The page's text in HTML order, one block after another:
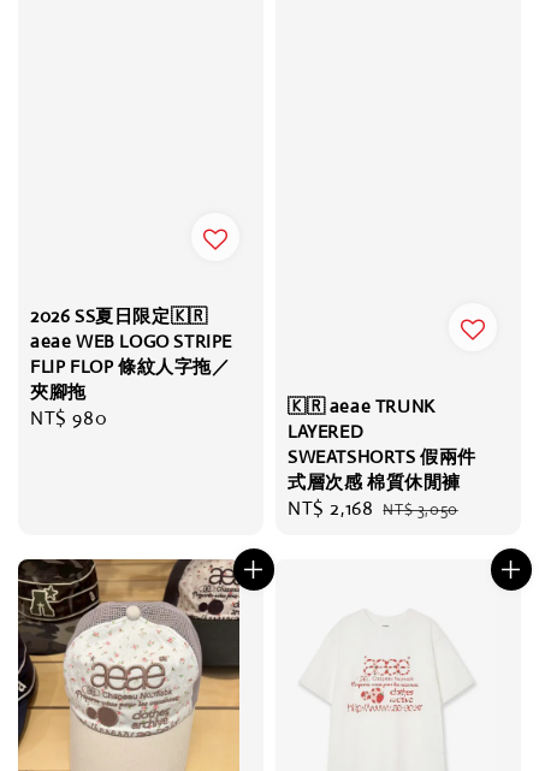
2026 SS夏日限定🇰🇷
aeae WEB LOGO STRIPE
FLIP FLOP 條紋人字拖／
夾腳拖
Regular
NT$ 980
🇰🇷 aeae TRUNK
LAYERED
SWEATSHORTS 假兩件
式層次感 棉質休閒褲
Sale
NT$ 2,168 Regular
NT$ 3,050